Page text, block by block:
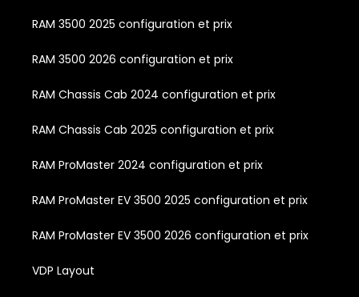
RAM 3500 2025 configuration et prix
RAM 3500 2026 configuration et prix
RAM Chassis Cab 2024 configuration et prix
RAM Chassis Cab 2025 configuration et prix
RAM ProMaster 2024 configuration et prix
RAM ProMaster EV 3500 2025 configuration et prix
RAM ProMaster EV 3500 2026 configuration et prix
VDP Layout